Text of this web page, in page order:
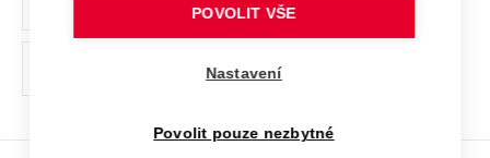
Ochrana osobních údajů
odkaz)
POVOLIT VŠE
Nastavení
Povolit pouze nezbytné